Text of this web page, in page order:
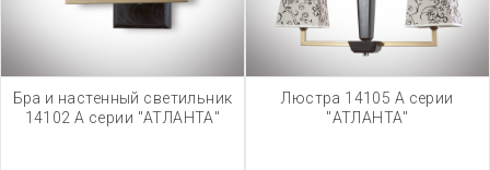
Бра и настенный светильник
14102 А серии "АТЛАНТА"
Люстра 14105 А серии
"АТЛАНТА"